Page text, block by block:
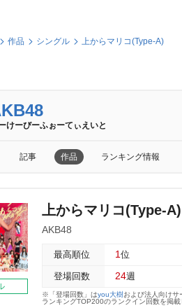
作品 シングル 上からマリコ(Type-A)
けーびーふぉーてぃえいと
記事 作品 ランキング情報
上からマリコ(Type-A)
AKB48
最高順位 1 位
登場回数 24週
※「登場回数」はyou大樹および法人向けサ
ランキングTOP200のランクイン回数を掲載